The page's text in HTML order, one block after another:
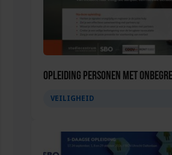
Opleiding Personen met
VEILIGHEID